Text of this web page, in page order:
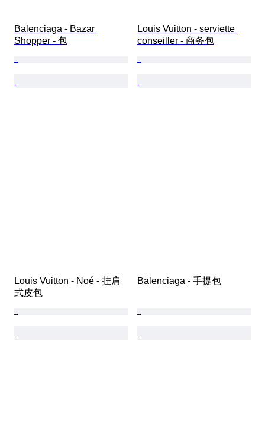
Balenciaga - Bazar
Shopper - 包
Louis Vuitton - serviette
conseiller - 商务包
Louis Vuitton - Noé - 挂肩
式皮包
Balenciaga - 手提包